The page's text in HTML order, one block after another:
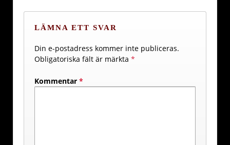
LÄMNA ETT SVAR
Din e-postadress kommer inte publiceras.
Obligatoriska fält är märkta *
Kommentar *